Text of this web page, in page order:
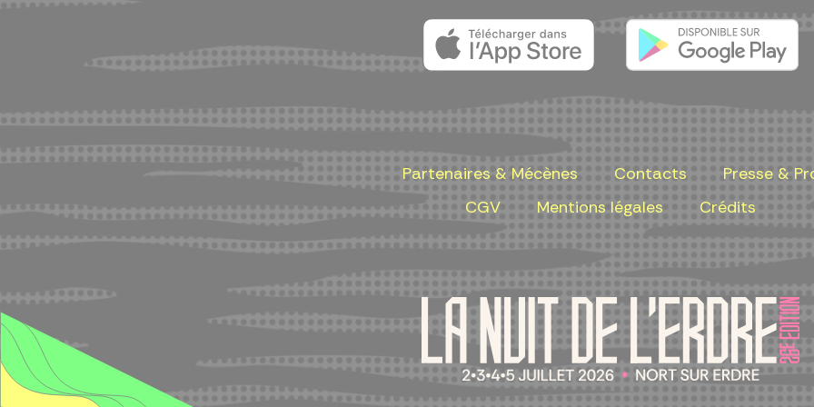
Partenaires & Mécènes Contacts
Presse &
CGV
Mentions légales Crédits